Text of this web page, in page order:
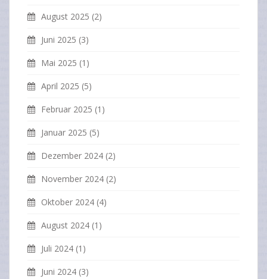
August 2025 (2)
Juni 2025 (3)
Mai 2025 (1)
April 2025 (5)
Februar 2025 (1)
Januar 2025 (5)
Dezember 2024 (2)
November 2024 (2)
Oktober 2024 (4)
August 2024 (1)
Juli 2024 (1)
Juni 2024 (3)